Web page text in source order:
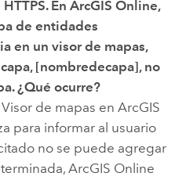
En ArcGIS Online,
de entidades
en un visor de mapas,
[nombredecapa], no
. ¿Qué ocurre?
Visor de mapas en ArcGIS
para informar al usuario
no se puede agregar
ArcGIS Online